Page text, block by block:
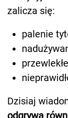
zalicza się:
palenie
Dzisiaj